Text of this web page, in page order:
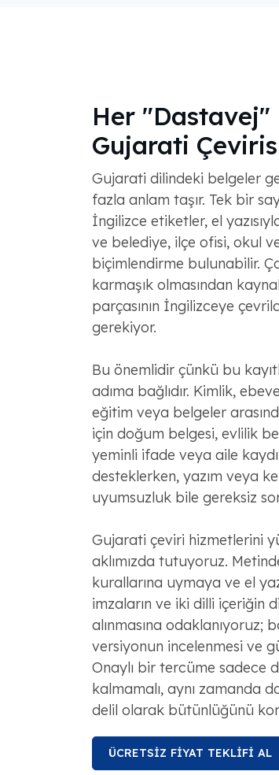
Her
Gujarati
Gujarati dilindeki belgeler
fazla anlam taşır. Tek bir
İngilizce etiketler, el
ve belediye, ilçe ofisi, okul
biçimlendirme bulunabilir.
karmaşık olmasından
parçasının İngilizceye
gerekiyor.
Bu önemlidir çünkü bu
adıma bağlıdır. Kimlik,
eğitim veya belgeler
için doğum belgesi, evlilik
yeminli ifade veya aile
desteklerken, yazım veya
uyumsuzluk bile gereksiz
Gujarati çeviri hizmetlerini
aklımızda tutuyoruz.
kurallarına uymaya ve el
imzaların ve iki dilli içeriğin
alınmasına odaklanıyoruz;
versiyonun incelenmesi ve
Onaylı bir tercüme sadece
kalmamalı, aynı zamanda
delil olarak bütünlüğünü
ÜCRETSİZ FİYAT TEKLİFİ AL